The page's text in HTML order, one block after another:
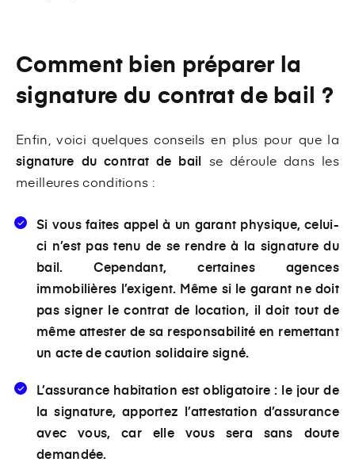
Comment bien préparer la
signature du contrat de bail ?
Enfin, voici quelques conseils en plus pour que la
signature du contrat de bail se déroule dans les
meilleures conditions :
Si vous faites appel à un garant physique, celui-
ci n’est pas tenu de se rendre à la signature du
bail. Cependant, certaines agences
immobilières l’exigent. Même si le garant ne doit
pas signer le contrat de location, il doit tout de
même attester de sa responsabilité en remettant
un acte de caution solidaire signé.
L’assurance habitation est obligatoire : le jour de
la signature, apportez l’attestation d’assurance
avec vous, car elle vous sera sans doute
demandée.